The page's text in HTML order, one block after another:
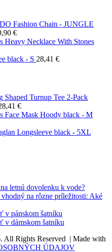
Fashion Chain - JUNGLE
€
Heavy Necklace With Stones
black - S 28,41 €
Shaped Turnup Tee 2-Pack
€
Face Mask Hoody black - M
Longsleeve black - 5XL
letnú dovolenku k vode?
na rôzne príležitosti: Aké
v pánskom šatníku
v dámskom šatníku
All Rights Reserved | Made with
ÚDAJOV